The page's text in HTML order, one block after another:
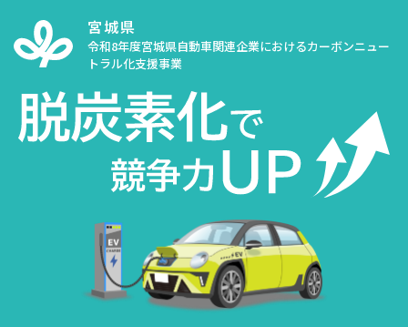
ン
ン
ツ
へ
ス
キ
ッ
プ
宮城県
令和8年度宮城県自動車関連企業におけるカーボンニュー
トラル化支援事業